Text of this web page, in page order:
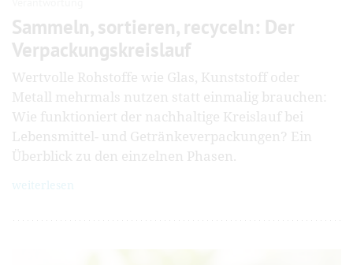
Sammeln, sortieren, recyceln: Der
Verpackungs­kreislauf
Wertvolle Rohstoffe wie Glas, Kunststoff oder
Metall mehrmals nutzen statt einmalig brauchen:
Wie funktioniert der nachhaltige Kreislauf bei
Lebensmittel- und Getränkeverpackungen? Ein
Überblick zu den einzelnen Phasen.
weiterlesen